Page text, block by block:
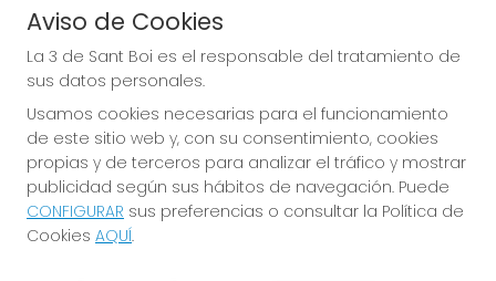
Sorteo del día 10-08-2026
PRÓXIMO BOTE MILLONARIO:
20.000€
JUGAR EURODREAMS
Aviso de Cookies
La 3 de Sant Boi es el responsable del tratamiento de
sus datos personales.
Usamos cookies necesarias para el funcionamiento
de este sitio web y, con su consentimiento, cookies
propias y de terceros para analizar el tráfico y mostrar
publicidad según sus hábitos de navegación. Puede
CONFIGURAR sus preferencias o consultar la Política de
Cookies AQUÍ.